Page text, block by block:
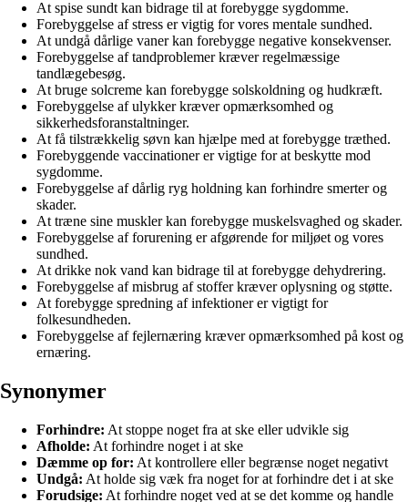
At spise sundt kan bidrage til at forebygge sygdomme.
Forebyggelse af stress er vigtig for vores mentale sundhed.
At undgå dårlige vaner kan forebygge negative konsekvenser.
Forebyggelse af tandproblemer kræver regelmæssige
tandlægebesøg.
At bruge solcreme kan forebygge solskoldning og hudkræft.
Forebyggelse af ulykker kræver opmærksomhed og
sikkerhedsforanstaltninger.
At få tilstrækkelig søvn kan hjælpe med at forebygge træthed.
Forebyggende vaccinationer er vigtige for at beskytte mod
sygdomme.
Forebyggelse af dårlig ryg holdning kan forhindre smerter og
skader.
At træne sine muskler kan forebygge muskelsvaghed og skader.
Forebyggelse af forurening er afgørende for miljøet og vores
sundhed.
At drikke nok vand kan bidrage til at forebygge dehydrering.
Forebyggelse af misbrug af stoffer kræver oplysning og støtte.
At forebygge spredning af infektioner er vigtigt for
folkesundheden.
Forebyggelse af fejlernæring kræver opmærksomhed på kost og
ernæring.
Synonymer
Forhindre: At stoppe noget fra at ske eller udvikle sig
Afholde: At forhindre noget i at ske
Dæmme op for: At kontrollere eller begrænse noget negativt
Undgå: At holde sig væk fra noget for at forhindre det i at ske
Forudsige: At forhindre noget ved at se det komme og handle